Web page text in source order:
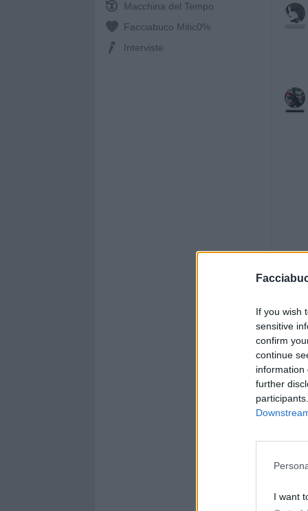
If you wish
sensitive
confirm
continue
information
further
I want
Macchina del Tempo
Facciabuco Mitic0%
Interviste